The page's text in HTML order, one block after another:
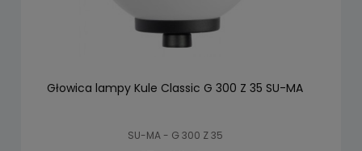
Głowica lampy Kule Classic G 300 Z 35 SU-MA
SU-MA - G 300 Z 35